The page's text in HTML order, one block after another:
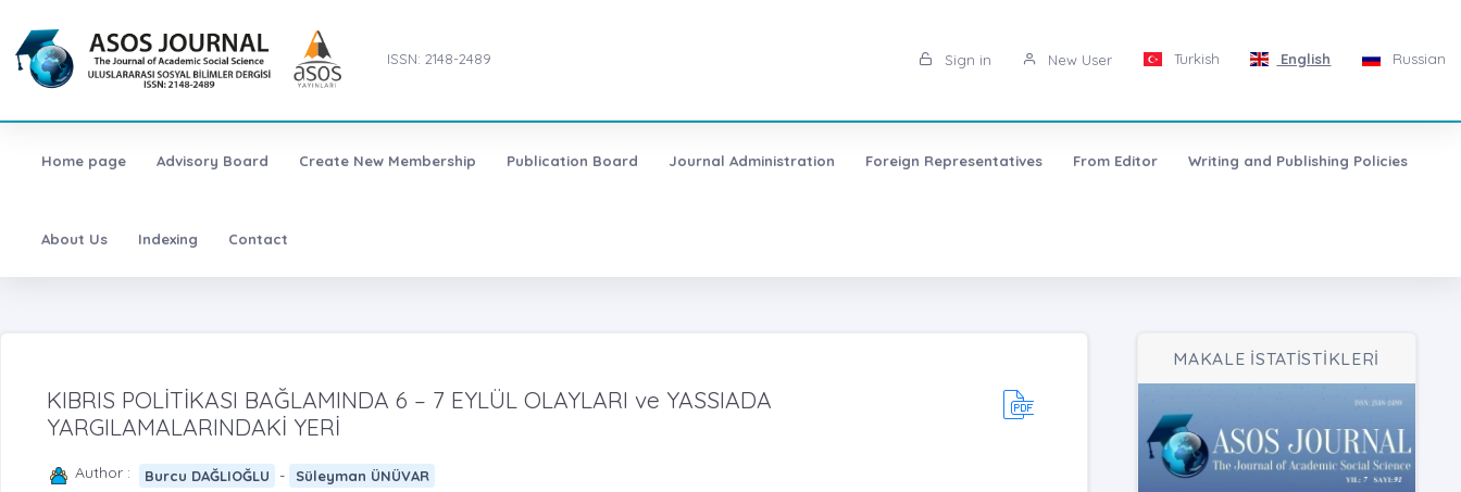
ISSN: 2148-2489 Sign in New User Turkish English Russian
Home page Advisory Board Create New Membership Publication Board Journal Administration Foreign Representatives From Editor Writing and Publishing Policies
About Us Indexing Contact
KIBRIS POLİTİKASI BAĞLAMINDA 6 – 7 EYLÜL OLAYLARI ve YASSIADA
YARGILAMALARINDAKİ YERİ
Author : Burcu DAĞLIOĞLU - Süleyman ÜNÜVAR
MAKALE İSTATİSTİKLERİ